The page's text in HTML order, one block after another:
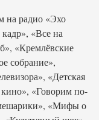
на радио «Эхо
«Все на
«Кремлёвские
собрание»,
«Детская
«Говорим по-
«Мифы о